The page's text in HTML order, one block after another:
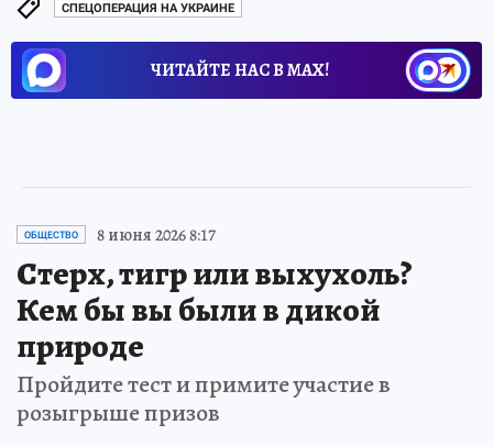
СПЕЦОПЕРАЦИЯ НА УКРАИНЕ
ЧИТАЙТЕ НАС В МАХ!
ОБЩЕСТВО 8 июня 2026 8:17
Стерх, тигр или выхухоль?
Кем бы вы были в дикой
природе
Пройдите тест и примите участие в
розыгрыше призов